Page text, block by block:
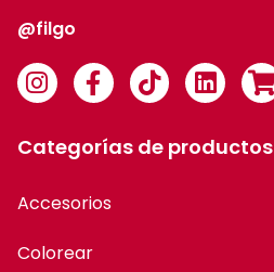
@filgo
Categorías de productos
Accesorios
Colorear